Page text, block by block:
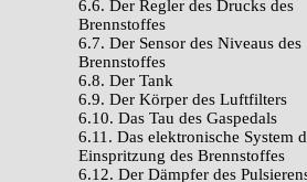
6.6. Der Regler des Drucks des
Brennstoffes
6.7. Der Sensor des Niveaus des
Brennstoffes
6.8. Der Tank
6.9. Der Körper des Luftfilters
6.10. Das Tau des Gaspedals
6.11. Das elektronische System
Einspritzung des Brennstoffes
6.12. Der Dämpfer des